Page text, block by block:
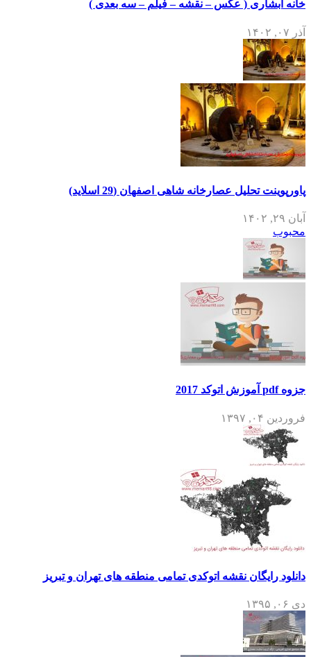
خانه آبشاری ( عکس – نقشه – فیلم – سه بعدی )
آذر ۰۷, ۱۴۰۲
پاورپوینت تحلیل عصارخانه شاهی اصفهان (29 اسلاید)
آبان ۲۹, ۱۴۰۲
محبوب
جزوه pdf آموزش اتوکد 2017
فروردین ۰۴, ۱۳۹۷
دانلود رایگان نقشه اتوکدی تمامی منطقه های تهران و تبریز
دی ۰۶, ۱۳۹۵